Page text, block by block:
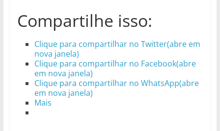
Compartilhe isso:
Clique para compartilhar no Twitter(abre em
nova janela)
Clique para compartilhar no Facebook(abre
em nova janela)
Clique para compartilhar no WhatsApp(abre
em nova janela)
Mais